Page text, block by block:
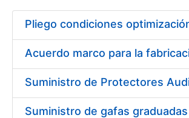
Mostra/Amaga